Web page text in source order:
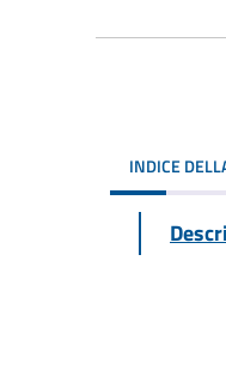
INDICE